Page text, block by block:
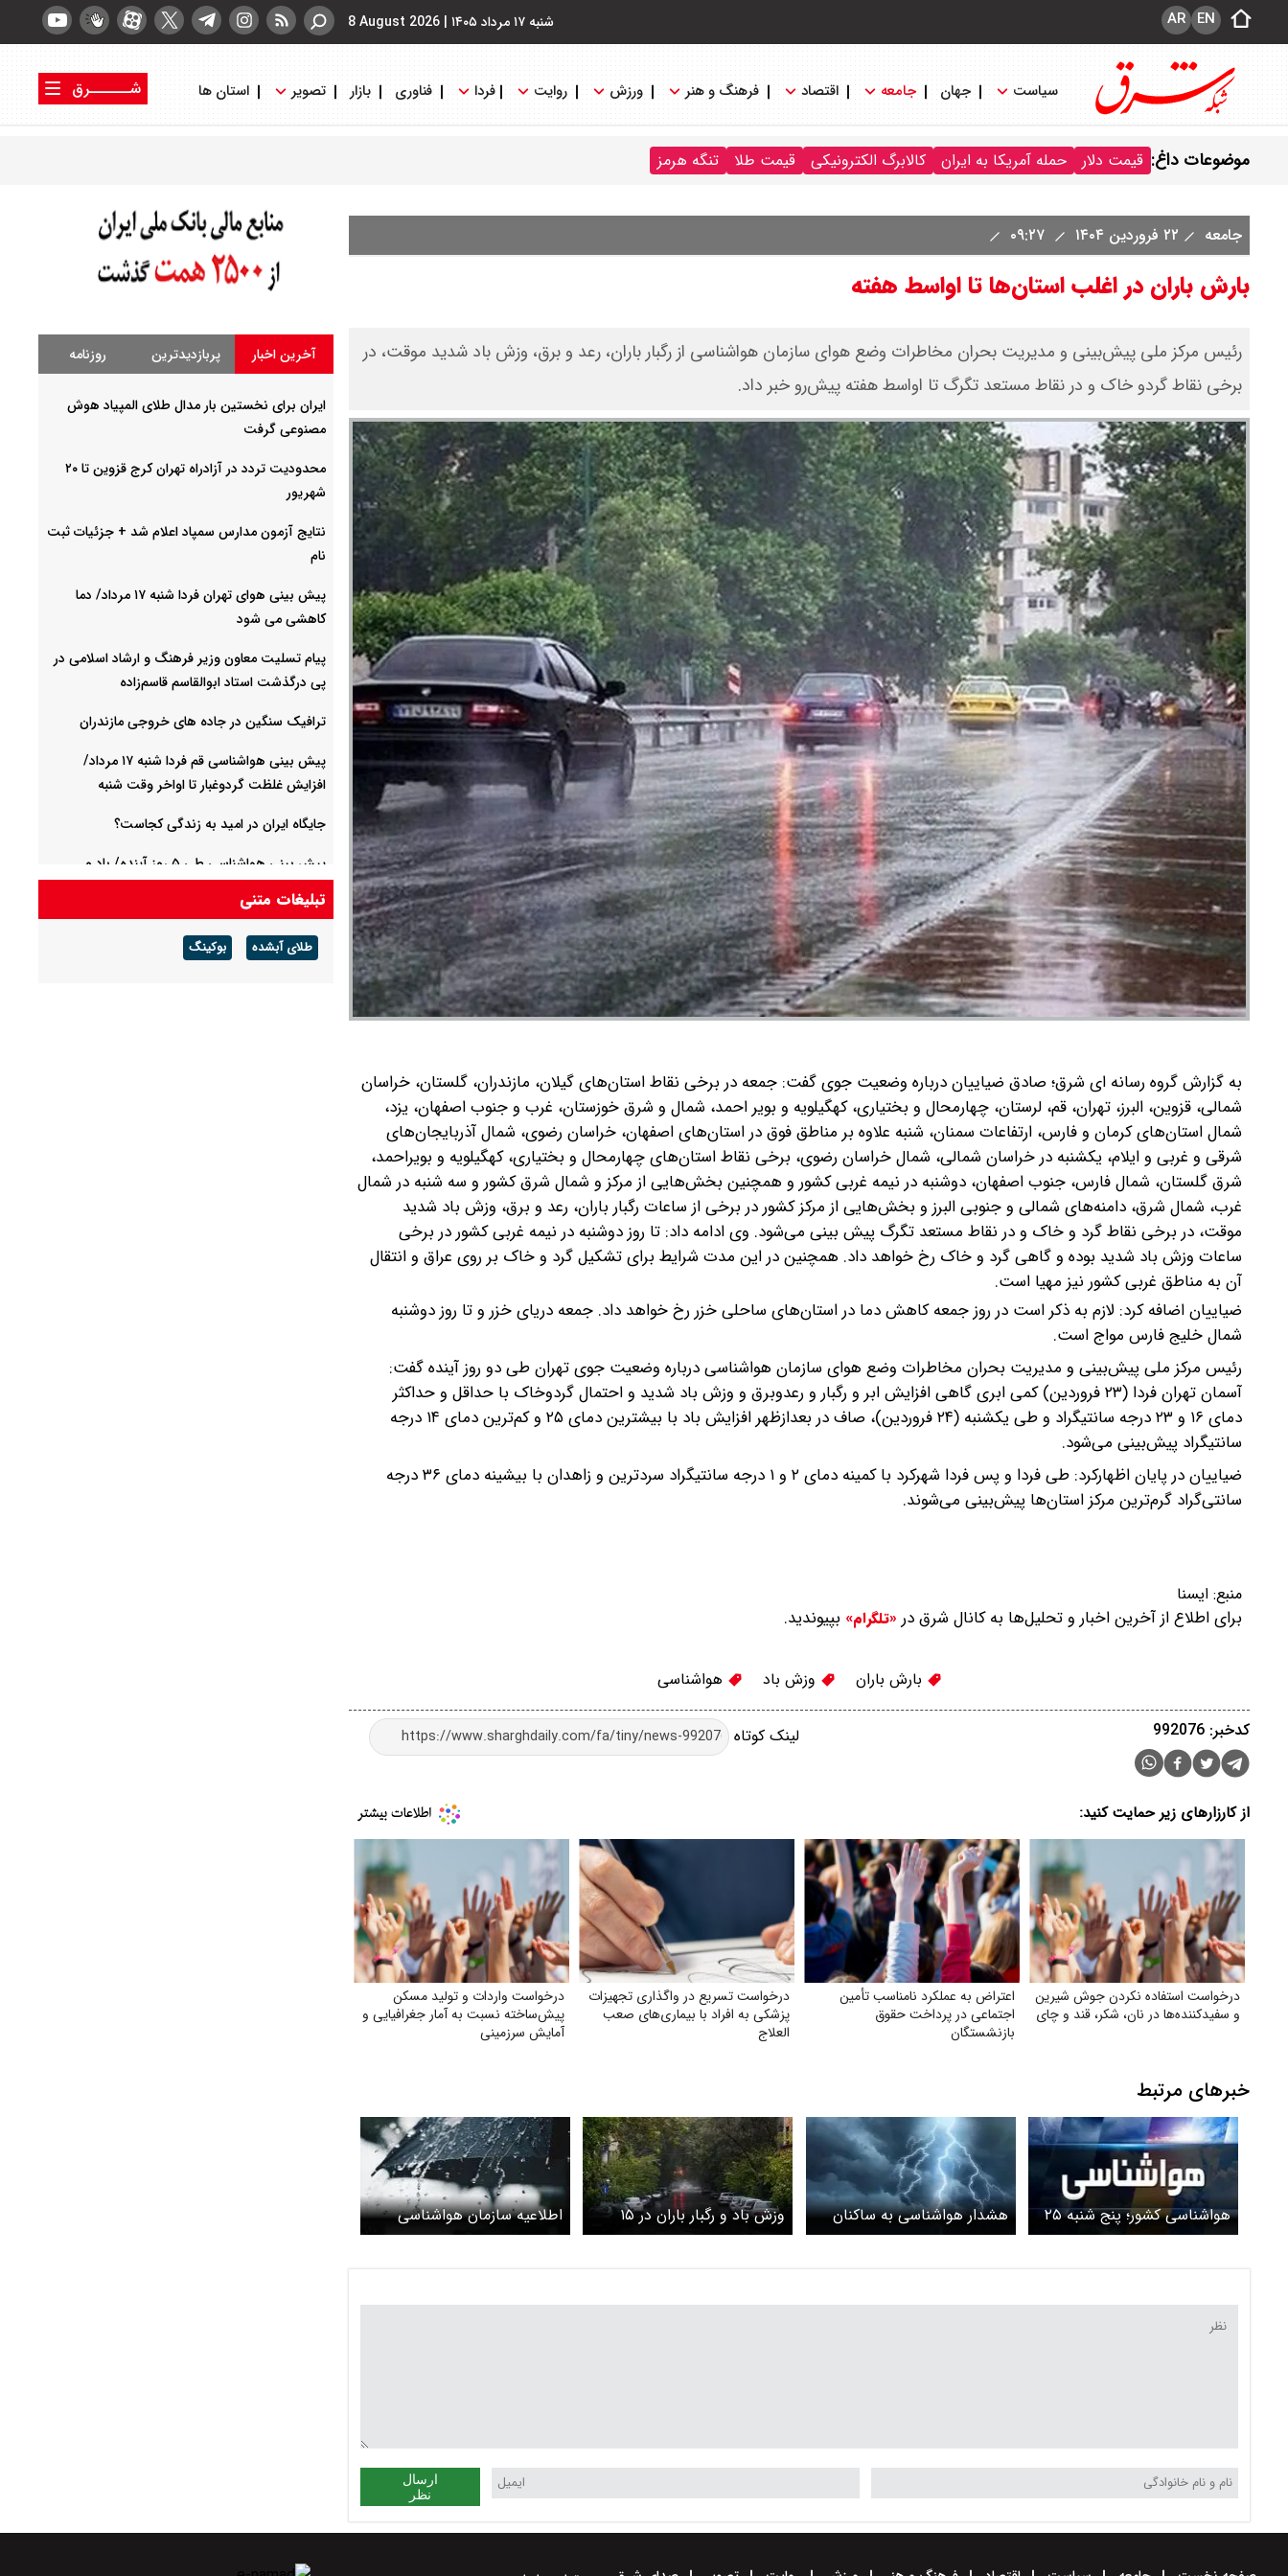
شنبه ۱۷ مرداد ۱۴۰۵ |
8 August 2026 EN
AR
سیاست جهان جامعه اقتصاد فرهنگ و هنر ورزش روایت فردا فناوری بازار تصویر استان ها
شــــــرق
موضوعات داغ: قیمت دلار حمله آمریکا به ایران کالابرگ الکترونیکی قیمت طلا تنگه هرمز
جامعه ۲۲ فروردین ۱۴۰۴
بارش باران در اغلب استان‌ها تا اواسط هفته
رئیس مرکز ملی پیش‌بینی و مدیریت بحران مخاطرات وضع هوای سازمان هواشناسی از رگبار باران، رعد و برق، وزش باد شدید موقت، در
برخی نقاط گردو خاک و در نقاط مستعد تگرگ تا اواسط هفته پیش‌رو خبر داد.
به گزارش گروه رسانه ای شرق؛ صادق ضیاییان درباره وضعیت جوی گفت: جمعه در برخی نقاط استان‌های گیلان، مازندران، گلستان، خراسان
شمالی، قزوین، البرز، تهران، قم، لرستان، چهارمحال و بختیاری، کهگیلویه و بویر احمد، شمال و شرق خوزستان، غرب و جنوب اصفهان، یزد،
شمال استان‌های کرمان و فارس، ارتفاعات سمنان، شنبه علاوه بر مناطق فوق در استان‌های اصفهان، خراسان رضوی، شمال آذربایجان‌های
شرقی و غربی و ایلام، یکشنبه در خراسان شمالی، شمال خراسان رضوی، برخی نقاط استان‌های چهارمحال و بختیاری، کهگیلویه و بویراحمد،
شرق گلستان، شمال فارس، جنوب اصفهان، دوشنبه در نیمه غربی کشور و همچنین بخش‌هایی از مرکز و شمال شرق کشور و سه شنبه در شمال
غرب، شمال شرق، دامنه‌های شمالی و جنوبی البرز و بخش‌هایی از مرکز کشور در برخی از ساعات رگبار باران، رعد و برق، وزش باد شدید
موقت، در برخی نقاط گرد و خاک و در نقاط مستعد تگرگ پیش بینی می‌شود. وی ادامه داد: تا روز دوشنبه در نیمه غربی کشور در برخی
ساعات وزش باد شدید بوده و گاهی گرد و خاک رخ خواهد داد. همچنین در این مدت شرایط برای تشکیل گرد و خاک بر روی عراق و انتقال
آن به مناطق غربی کشور نیز مهیا است.
ضیاییان اضافه کرد: لازم به ذکر است در روز جمعه کاهش دما در استان‌های ساحلی خزر رخ خواهد داد. جمعه دریای خزر و تا روز دوشنبه
شمال خلیج فارس مواج است.
رئیس مرکز ملی پیش‌بینی و مدیریت بحران مخاطرات وضع هوای سازمان هواشناسی درباره وضعیت جوی تهران طی دو روز آینده گفت:
آسمان تهران فردا (۲۳ فروردین) کمی ابری گاهی افزایش ابر و رگبار و رعدوبرق و وزش باد شدید و احتمال گردوخاک با حداقل و حداکثر
دمای ۱۶ و ۲۳ درجه سانتیگراد و طی یکشنبه (۲۴ فروردین)، صاف در بعدازظهر افزایش باد با بیشترین دمای ۲۵ و کم‌ترین دمای ۱۴ درجه
سانتیگراد پیش‌بینی می‌شود.
ضیاییان در پایان اظهارکرد: طی فردا و پس فردا شهرکرد با کمینه دمای ۲ و ۱ درجه سانتیگراد سردترین و زاهدان با بیشینه دمای ۳۶ درجه
سانتی‌گراد گرم‌ترین مرکز استان‌ها پیش‌بینی می‌شوند.
منبع: ايسنا
برای اطلاع از آخرین اخبار و تحلیل‌ها به کانال شرق در «تلگرام» بپیوندید.
بارش باران وزش باد هواشناسی
لینک کوتاه کدخبر: 992076
از کارزارهای زیر حمایت کنید:
درخواست استفاده نکردن جوش شیرین
و سفیدکننده‌ها در نان، شکر، قند و چای
اعتراض به عملکرد نامناسب تأمین
اجتماعی در پرداخت حقوق
بازنشستگان
درخواست تسریع در واگذاری تجهیزات
پزشکی به افراد با بیماری‌های صعب
العلاج
درخواست واردات و تولید مسکن
پیش‌ساخته نسبت به آمار جغرافیایی و
آمایش سرزمینی
خبرهای مرتبط
هواشناسی کشور؛ پنج شنبه ۲۵
بهمن/ این استان ها منتظر
هشدار هواشناسی به ساکنان
این شهر
وزش باد و رگبار باران در ۱۵
استان
اطلاعیه سازمان هواشناسی
منتشر شد
ارسال
نظر
آخرین اخبار پربازدیدترین روزنامه
ایران برای نخستین بار مدال طلای المپیاد هوش
مصنوعی گرفت
محدودیت تردد در آزادراه تهران کرج قزوین تا ۲۰
شهریور
نتایج آزمون مدارس سمپاد اعلام شد + جزئیات ثبت
نام
پیش بینی هوای تهران فردا شنبه ۱۷ مرداد/ دما
کاهشی می شود
پیام تسلیت معاون وزیر فرهنگ و ارشاد اسلامی در
پی درگذشت استاد ابوالقاسم قاسم‌زاده
ترافیک سنگین در جاده های خروجی مازندران
پیش بینی هواشناسی قم فردا شنبه ۱۷ مرداد/
افزایش غلظت گردوغبار تا اواخر وقت شنبه
جایگاه ایران در امید به زندگی کجاست؟
پیش بینی هواشناسی طی ۵ روز آینده/ باد و
گردوخاک در بخش‌هایی از کشور
پیش بینی هوای مشهد فردا شنبه ۱۷ مرداد/ افزایش
دما از روز سه شنبه
تبلیغات متنی
طلای آبشده بوکینگ